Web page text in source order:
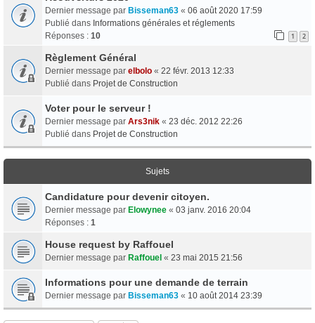
Dernier message par Bisseman63 « 06 août 2020 17:59
Publié dans Informations générales et réglements
Réponses : 10 1 2
Règlement Général
Dernier message par elbolo « 22 févr. 2013 12:33
Publié dans Projet de Construction
Voter pour le serveur !
Dernier message par Ars3nik « 23 déc. 2012 22:26
Publié dans Projet de Construction
Sujets
Candidature pour devenir citoyen.
Dernier message par Elowynee « 03 janv. 2016 20:04
Réponses : 1
House request by Raffouel
Dernier message par Raffouel « 23 mai 2015 21:56
Informations pour une demande de terrain
Dernier message par Bisseman63 « 10 août 2014 23:39